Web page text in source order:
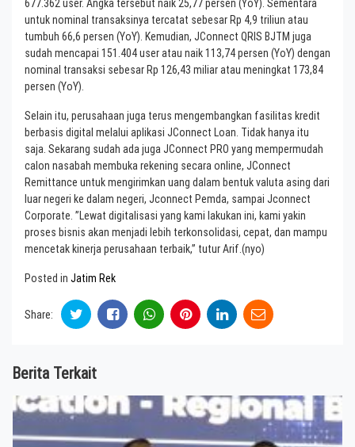
677.362 user. Angka tersebut naik 25,77 persen (YoY). Sementara
untuk nominal transaksinya tercatat sebesar Rp 4,9 triliun atau
tumbuh 66,6 persen (YoY). Kemudian, JConnect QRIS BJTM juga
sudah mencapai 151.404 user atau naik 113,74 persen (YoY) dengan
nominal transaksi sebesar Rp 126,43 miliar atau meningkat 173,84
persen (YoY).
Selain itu, perusahaan juga terus mengembangkan fasilitas kredit
berbasis digital melalui aplikasi JConnect Loan. Tidak hanya itu
saja. Sekarang sudah ada juga JConnect PRO yang mempermudah
calon nasabah membuka rekening secara online, JConnect
Remittance untuk mengirimkan uang dalam bentuk valuta asing dari
luar negeri ke dalam negeri, Jconnect Pemda, sampai Jconnect
Corporate. ”Lewat digitalisasi yang kami lakukan ini, kami yakin
proses bisnis akan menjadi lebih terkonsolidasi, cepat, dan mampu
mencetak kinerja perusahaan terbaik,” tutur Arif.(nyo)
Posted in Jatim Rek
Share:
Berita Terkait